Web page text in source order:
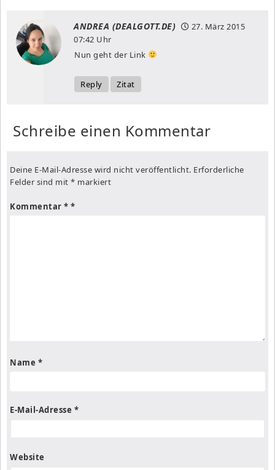
ANDREA (DEALGOTT.DE)
27. März 2015
07:42 Uhr
Nun geht der Link
Reply Zitat
Schreibe einen Kommentar
Deine E-Mail-Adresse wird nicht veröffentlicht. Erforderliche
Felder sind mit * markiert
Kommentar *
Name *
E-Mail-Adresse *
Website